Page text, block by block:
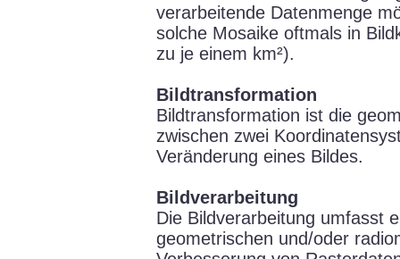
verarbeitende Datenmenge
solche Mosaike oftmals in
zu je einem km²).
Bildtransformation
Bildtransformation ist die
zwischen zwei
Veränderung eines Bildes.
Bildverarbeitung
Die Bildverarbeitung umfasst
geometrischen und/oder